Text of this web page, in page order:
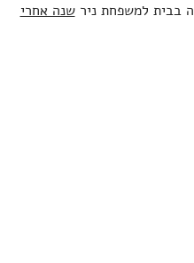
בבית למשפחת נירשנה אחרי